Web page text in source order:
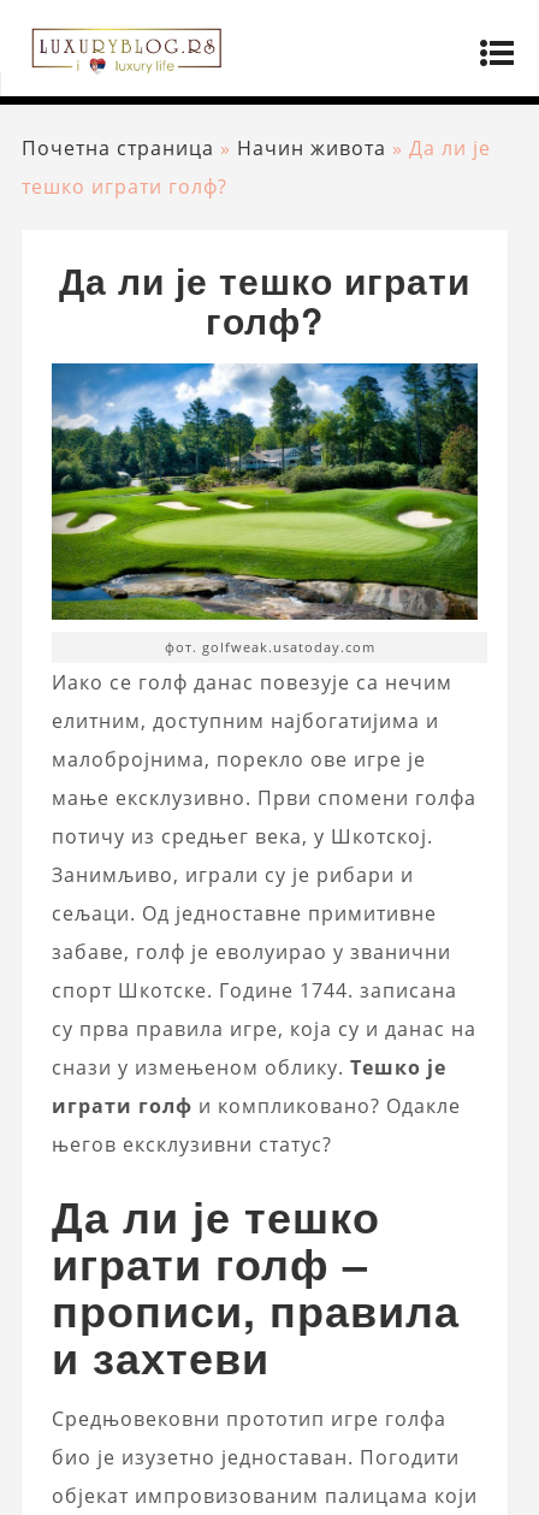
Почетна страница » Начин живота » Да ли је
тешко играти голф?
Да ли је тешко играти
голф?
фот. golfweak.usatoday.com
Иако се голф данас повезује са нечим
елитним, доступним најбогатијима и
малобројнима, порекло ове игре је
мање ексклузивно. Први спомени голфа
потичу из средњег века, у Шкотској.
Занимљиво, играли су је рибари и
сељаци. Од једноставне примитивне
забаве, голф је еволуирао у званични
спорт Шкотске. Године 1744. записана
су прва правила игре, која су и данас на
снази у измењеном облику. Тешко је
играти голф и компликовано? Одакле
његов ексклузивни статус?
Да ли је тешко
играти голф –
прописи, правила
и захтеви
Средњовековни прототип игре голфа
био је изузетно једноставан. Погодити
објекат импровизованим палицама који